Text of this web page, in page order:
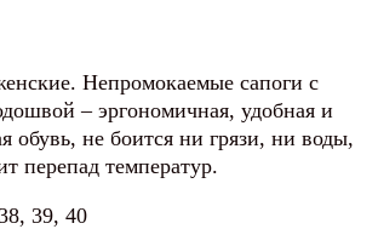
Непромокаемые сапоги с
– эргономичная, удобная и
обувь, не боится ни грязи, ни воды,
перепад температур.
39, 40